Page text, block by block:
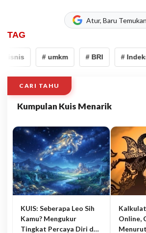
Atur, Baru Temukan
TAG
# umkm # BRI #
CARI TAHU
Kumpulan Kuis Menarik
KUIS: Seberapa Leo Sih
Kamu? Mengukur
Tingkat Percaya Diri dan
Online,